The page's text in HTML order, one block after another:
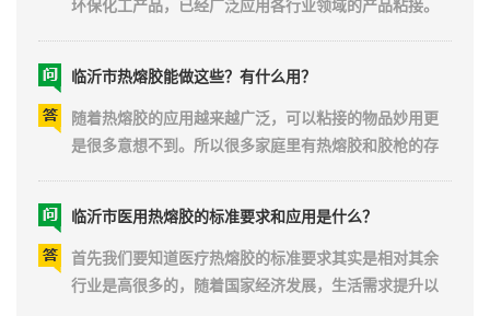
热熔胶种类多，有块状、棒状、粒状等形态。所以生产
配方，材料配比都是不一样的，特别是在夏季和冬季在
气候环境的影响下展现的粘性差异就很明显了。当然除
物品也会是影...
是很多意想不到。所以很多家庭里有热熔胶和胶枪的存
在并不奇怪。爱做手工花、手工饰品等兴趣的几乎人人
必备一把热熔胶枪，也就少不了热熔胶棒的需求。不但
可以粘接物品还能做手工，同时也可以有很多小妙用，
如：菜板、地...
行业是高很多的，随着国家经济发展，生活需求提升以
及医疗机构等对人体接触材料的卫生要求，一次性卫生